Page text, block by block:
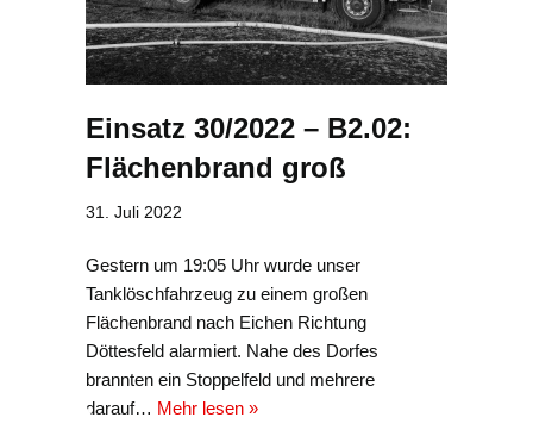
Einsatz 30/2022 – B2.02:
Flächenbrand groß
31. Juli 2022
Gestern um 19:05 Uhr wurde unser
Tanklöschfahrzeug zu einem großen
Flächenbrand nach Eichen Richtung
Döttesfeld alarmiert. Nahe des Dorfes
brannten ein Stoppelfeld und mehrere
darauf… Mehr lesen »